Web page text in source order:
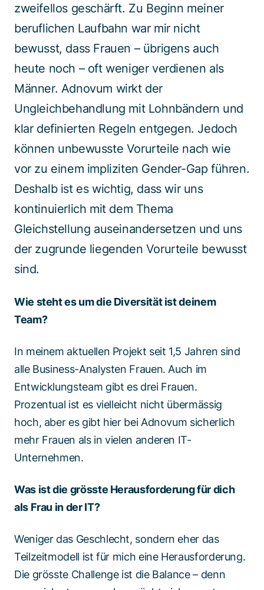
zweifellos geschärft. Zu Beginn meiner
beruflichen Laufbahn war mir nicht
bewusst, dass Frauen – übrigens auch
heute noch – oft weniger verdienen als
Männer. Adnovum wirkt der
Ungleichbehandlung mit Lohnbändern und
klar definierten Regeln entgegen. Jedoch
können unbewusste Vorurteile nach wie
vor zu einem impliziten Gender-Gap führen.
Deshalb ist es wichtig, dass wir uns
kontinuierlich mit dem Thema
Gleichstellung auseinandersetzen und uns
der zugrunde liegenden Vorurteile bewusst
sind.
Wie steht es um die Diversität ist deinem
Team?
In meinem aktuellen Projekt seit 1,5 Jahren sind
alle Business-Analysten Frauen. Auch im
Entwicklungsteam gibt es drei Frauen.
Prozentual ist es vielleicht nicht übermässig
hoch, aber es gibt hier bei Adnovum sicherlich
mehr Frauen als in vielen anderen IT-
Unternehmen.
Was ist die grösste Herausforderung für dich
als Frau in der IT?
Weniger das Geschlecht, sondern eher das
Teilzeitmodell ist für mich eine Herausforderung.
Die grösste Challenge ist die Balance – denn